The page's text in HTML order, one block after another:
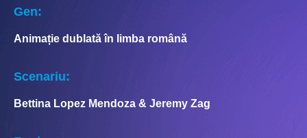
Gen:
Animație dublată în limba română
Scenariu:
Bettina Lopez Mendoza & Jeremy Zag